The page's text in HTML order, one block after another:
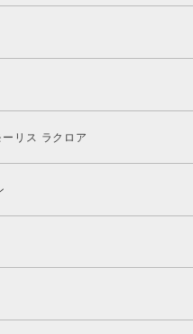
ーリス ラクロア